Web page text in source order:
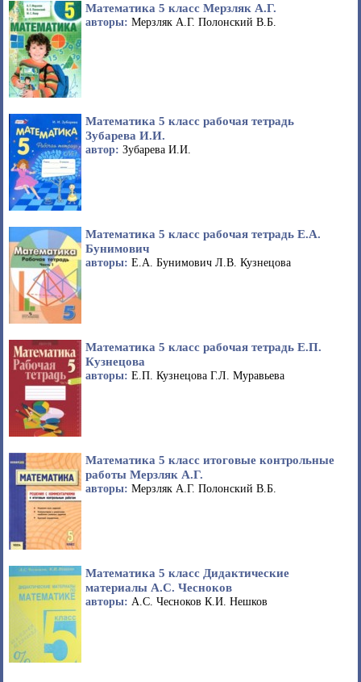
Математика 5 класс Мерзляк А.Г.
авторы: Мерзляк А.Г. Полонский В.Б.
Математика 5 класс рабочая тетрадь
Зубарева И.И.
автор: Зубарева И.И.
Математика 5 класс рабочая тетрадь Е.А.
Бунимович
авторы: Е.А. Бунимович Л.В. Кузнецова
Математика 5 класс рабочая тетрадь Е.П.
Кузнецова
авторы: Е.П. Кузнецова Г.Л. Муравьева
Математика 5 класс итоговые контрольные
работы Мерзляк А.Г.
авторы: Мерзляк А.Г. Полонский В.Б.
Математика 5 класс Дидактические
материалы А.С. Чесноков
авторы: А.С. Чесноков К.И. Нешков